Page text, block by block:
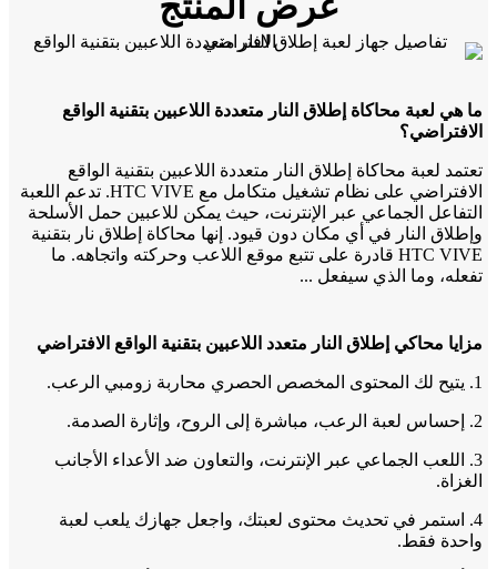
ما هي لعبة محاكاة إطلاق النار متعددة اللاعبين بتقنية الواقع
الافتراضي؟
تعتمد لعبة محاكاة إطلاق النار متعددة اللاعبين بتقنية الواقع
الافتراضي على نظام تشغيل متكامل مع HTC VIVE. تدعم اللعبة
التفاعل الجماعي عبر الإنترنت، حيث يمكن للاعبين حمل الأسلحة
وإطلاق النار في أي مكان دون قيود. إنها محاكاة إطلاق نار بتقنية
HTC VIVE قادرة على تتبع موقع اللاعب وحركته واتجاهه. ما
تفعله، وما الذي سيفعل ...
مزايا محاكي إطلاق النار متعدد اللاعبين بتقنية الواقع الافتراضي
1. يتيح لك المحتوى المخصص الحصري محاربة زومبي الرعب.
2. إحساس لعبة الرعب، مباشرة إلى الروح، وإثارة الصدمة.
3. اللعب الجماعي عبر الإنترنت، والتعاون ضد الأعداء الأجانب
الغزاة.
4. استمر في تحديث محتوى لعبتك، واجعل جهازك يلعب لعبة
واحدة فقط.